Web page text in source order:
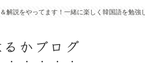
解説をやってます！一緒に楽しく韓国語を勉強
るかブログ